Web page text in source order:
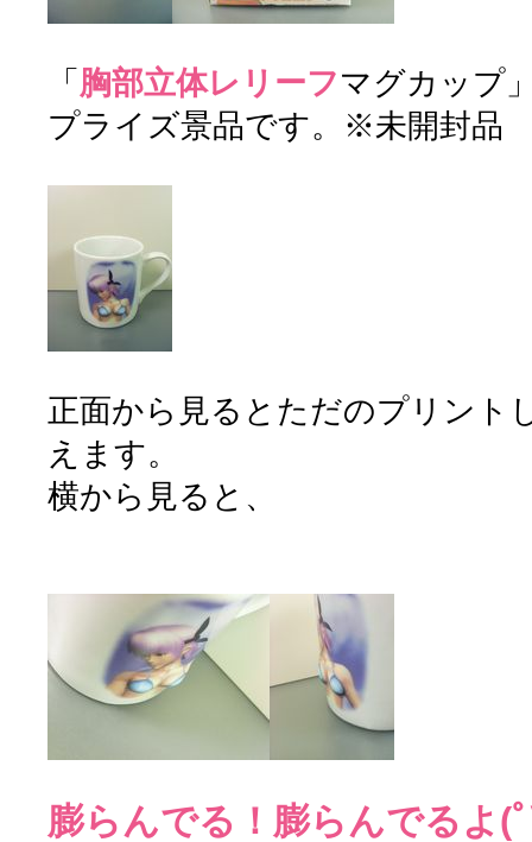
「 胸部立体レリーフマグカップ
プライズ景品です。※未開封品
正面から見るとただのプリント
えます。
横から見ると、
膨らんでる！膨らんでるよ(